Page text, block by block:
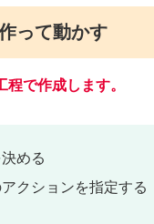
って動かす
で作成します。
める
クションを指定する